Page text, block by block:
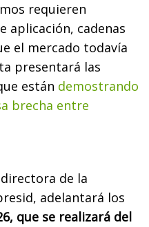
requieren
aplicación, cadenas
el mercado todavía
presentará las
están demostrando
brecha entre
de la
adelantará los
que se realizará del